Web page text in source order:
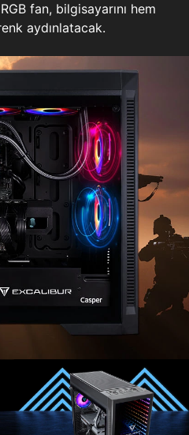
fan, bilgisayarını hem
aydınlatacak.